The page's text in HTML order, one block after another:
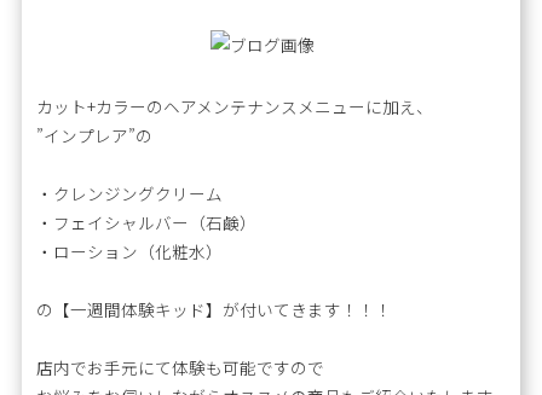
カット+カラーのヘアメンテナンスメニューに加え、
”インプレア”の
・クレンジングクリーム
・フェイシャルバー（石鹸）
・ローション（化粧水）
の【一週間体験キッド】が付いてきます！！！
店内でお手元にて体験も可能ですので